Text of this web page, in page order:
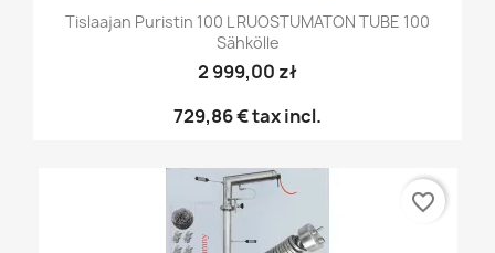
Tislaajan Puristin 100 L RUOSTUMATON TUBE 100
Sähkölle
2 999,00 zł
729,86 €tax incl.
favorite_border